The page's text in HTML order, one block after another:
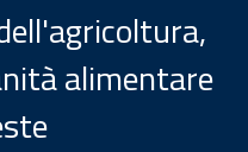
alimentare